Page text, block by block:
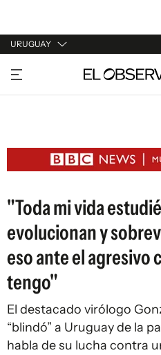
URUGUAY
URUGUAY
ARGENTINA
ESTADOS UNIDOS
"Toda mi vida
evolucionan y
eso ante el agresivo
tengo"
El destacado virólogo
“blindó” a Uruguay de la
habla de su lucha contra